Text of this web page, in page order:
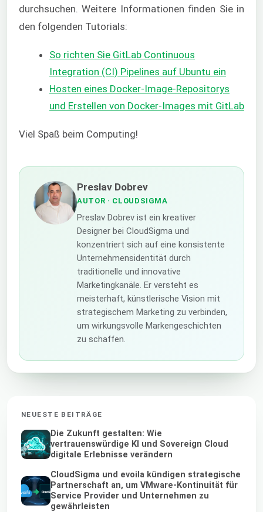
durchsuchen. Weitere Informationen finden Sie in
den folgenden Tutorials:
So richten Sie GitLab Continuous
Integration (CI) Pipelines auf Ubuntu ein
Hosten eines Docker-Image-Repositorys
und Erstellen von Docker-Images mit GitLab
Viel Spaß beim Computing!
Preslav Dobrev
AUTOR · CLOUDSIGMA
Preslav Dobrev ist ein kreativer
Designer bei CloudSigma und
konzentriert sich auf eine konsistente
Unternehmensidentität durch
traditionelle und innovative
Marketingkanäle. Er versteht es
meisterhaft, künstlerische Vision mit
strategischem Marketing zu verbinden,
um wirkungsvolle Markengeschichten
zu schaffen.
NEUESTE BEITRÄGE
Die Zukunft gestalten: Wie
vertrauenswürdige KI und Sovereign Cloud
digitale Erlebnisse verändern
CloudSigma und evoila kündigen strategische
Partnerschaft an, um VMware-Kontinuität für
Service Provider und Unternehmen zu
gewährleisten